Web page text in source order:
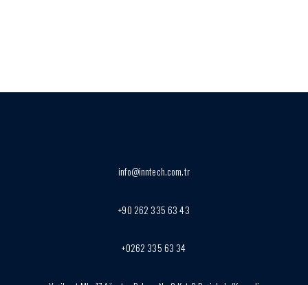
info@inntech.com.tr
+90 262 335 63 43
+0262 335 63 34